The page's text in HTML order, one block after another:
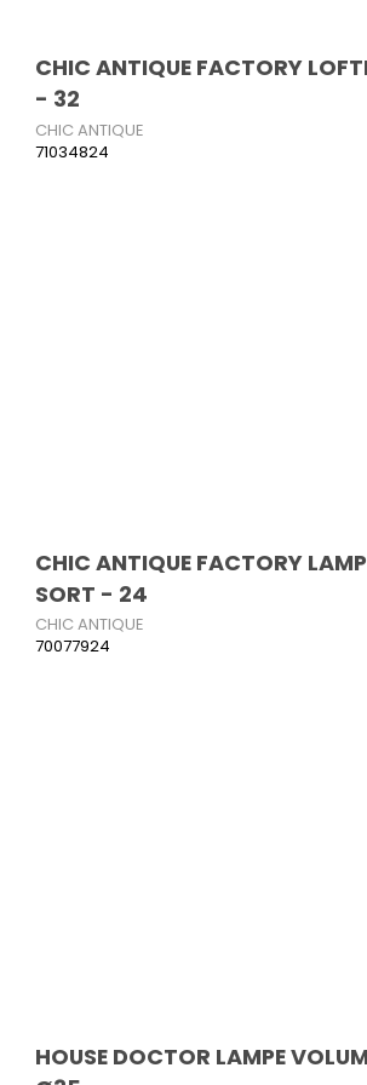
CHIC ANTIQUE FACTORY
- 32
CHIC ANTIQUE
71034824
CHIC ANTIQUE FACTORY
SORT - 24
CHIC ANTIQUE
70077924
HOUSE DOCTOR LAMPE